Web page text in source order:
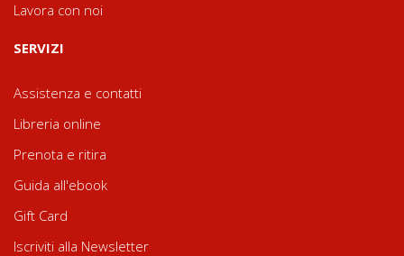
Lavora con noi
SERVIZI
Assistenza e contatti
Libreria online
Prenota e ritira
Guida all'ebook
Gift Card
Iscriviti alla Newsletter